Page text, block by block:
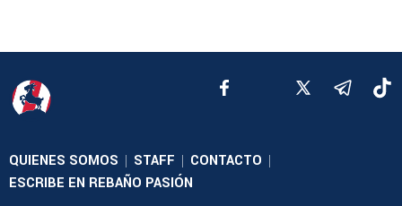
QUIENES SOMOS | STAFF | CONTACTO |
ESCRIBE EN REBAÑO PASIÓN